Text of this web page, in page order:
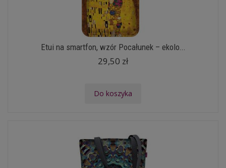
Etui na smartfon, wzór Pocałunek – ekolo...
29,50 zł
Do koszyka